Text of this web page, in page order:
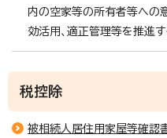
内の空家等の所有者等への
効活用、適正管理等を推進す
税控除
被相続人居住用家屋等確認